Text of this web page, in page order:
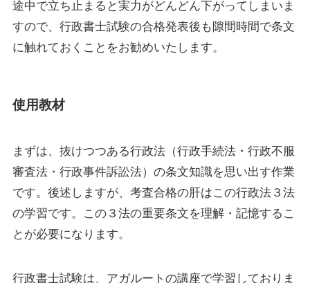
途中で立ち止まると実力がどんどん下がってしまいま
すので、行政書士試験の合格発表後も隙間時間で条文
に触れておくことをお勧めいたします。
使用教材
まずは、抜けつつある行政法（行政手続法・行政不服
審査法・行政事件訴訟法）の条文知識を思い出す作業
です。後述しますが、考査合格の肝はこの行政法３法
の学習です。この３法の重要条文を理解・記憶するこ
とが必要になります。
行政書士試験は、アガルートの講座で学習しておりま